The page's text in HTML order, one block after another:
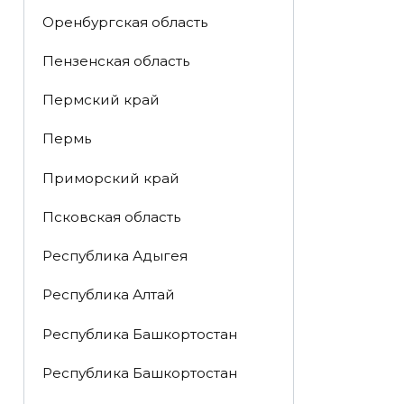
Оренбургская область
Пензенская область
Пермский край
Пермь
Приморский край
Псковская область
Республика Адыгея
Республика Алтай
Республика Башкортостан
Республика Башкортостан